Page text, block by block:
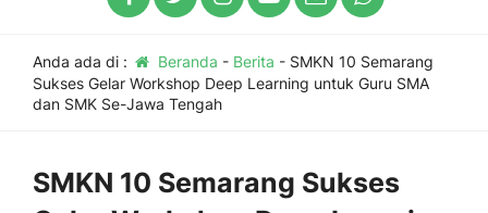
Anda ada di : Beranda - Berita - SMKN 10 Semarang
Sukses Gelar Workshop Deep Learning untuk Guru SMA
dan SMK Se-Jawa Tengah
SMKN 10 Semarang Sukses